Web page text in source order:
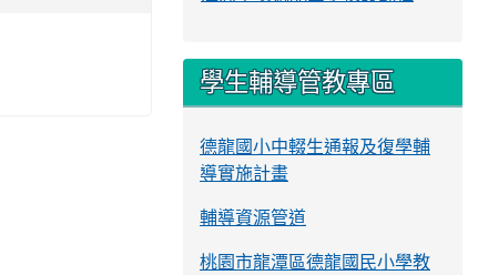
學生輔導管教專區
德龍國小中輟生通報及復學輔
導實施計畫
輔導資源管道
桃園市龍潭區德龍國民小學教